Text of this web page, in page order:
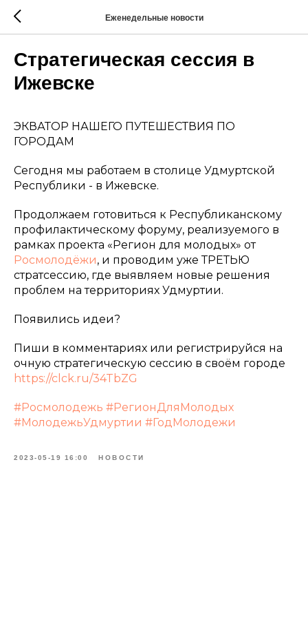
Еженедельные новости
Стратегическая сессия в
Ижевске
ЭКВАТОР НАШЕГО ПУТЕШЕСТВИЯ ПО
ГОРОДАМ
Сегодня мы работаем в столице Удмуртской
Республики - в Ижевске.
Продолжаем готовиться к Республиканскому
профилактическому форуму, реализуемого в
рамках проекта «Регион для молодых» от
Росмолодёжи, и проводим уже ТРЕТЬЮ
стратсессию, где выявляем новые решения
проблем на территориях Удмуртии.
Появились идеи?
Пиши в комментариях или регистрируйся на
очную стратегическую сессию в своём городе
https://clck.ru/34TbZG
#Росмолодежь #РегионДляМолодых
#МолодежьУдмуртии #ГодМолодежи
2023-05-19 16:00 НОВОСТИ